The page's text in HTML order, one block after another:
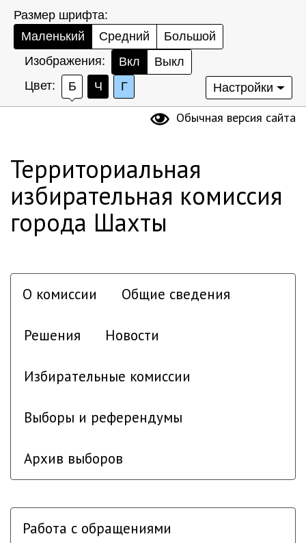
Размер шрифта:
Маленький
Средний
Большой
Изображения:
Вкл
Выкл
Цвет:
Б Ч Г Настройки
Обычная версия сайта
Территориальная
избирательная комиссия
города Шахты
О комиссии Общие сведения
Решения Новости
Избирательные комиссии
Выборы и референдумы
Архив выборов
Работа с обращениями